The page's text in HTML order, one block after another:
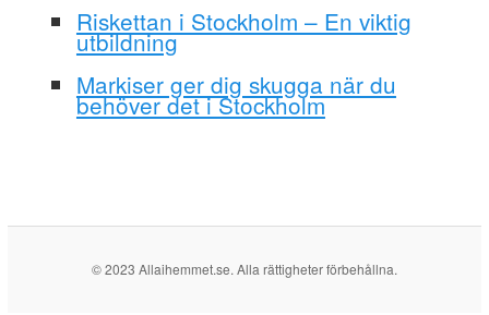
Riskettan i Stockholm – En viktig
utbildning
Markiser ger dig skugga när du
behöver det i Stockholm
© 2023 Allaihemmet.se. Alla rättigheter förbehållna.